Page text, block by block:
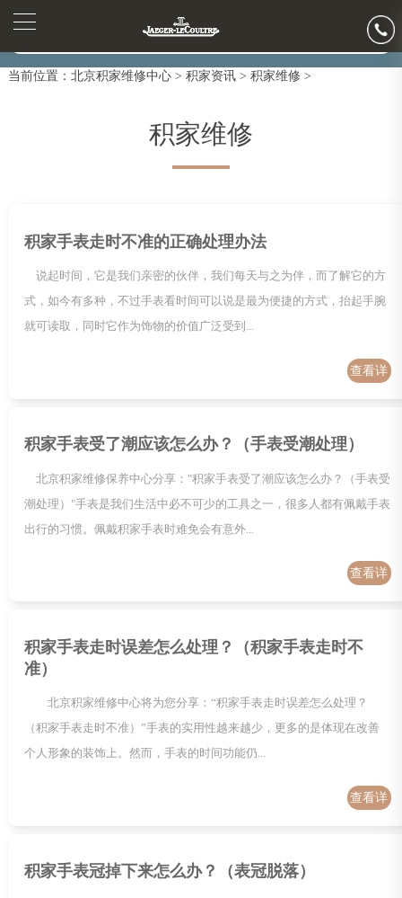
▲
▼
2026年7月北京市积家官方售后客户服务热线：400-992-0312
2026年7月积家售后服务中心最新网点地址：
当前位置： 北京积家维修中心> 积家资讯> 积家维修 >
积家维修
积家手表走时不准的正确处理办法
说起时间，它是我们亲密的伙伴，我们每天与之为伴，而了解它的方
式，如今有多种，不过手表看时间可以说是最为便捷的方式，抬起手腕
就可读取，同时它作为饰物的价值广泛受到...
查看详
积家手表受了潮应该怎么办？（手表受潮处理）
北京积家维修保养中心分享："积家手表受了潮应该怎么办？（手表受
潮处理）"手表是我们生活中必不可少的工具之一，很多人都有佩戴手表
出行的习惯。佩戴积家手表时难免会有意外...
查看详
积家手表走时误差怎么处理？（积家手表走时不
准）
北京积家维修中心将为您分享：“积家手表走时误差怎么处理？
（积家手表走时不准）”手表的实用性越来越少，更多的是体现在改善
个人形象的装饰上。然而，手表的时间功能仍...
查看详
积家手表冠掉下来怎么办？（表冠脱落）